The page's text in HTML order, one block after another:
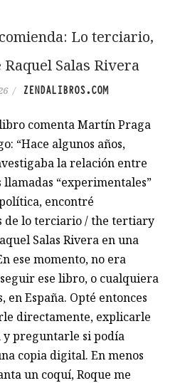
Lo terciario,
Raquel Salas Rivera
/ ZENDALIBROS.COM
comenta Martín Praga
“Hace algunos años,
la relación entre
llamadas “experimentales”
encontré
de lo terciario / the tertiary
Salas Rivera en una
ese momento, no era
ese libro, o cualquiera
en España. Opté entonces
directamente, explicarle
y preguntarle si podía
copia digital. En menos
un coquí, Roque me